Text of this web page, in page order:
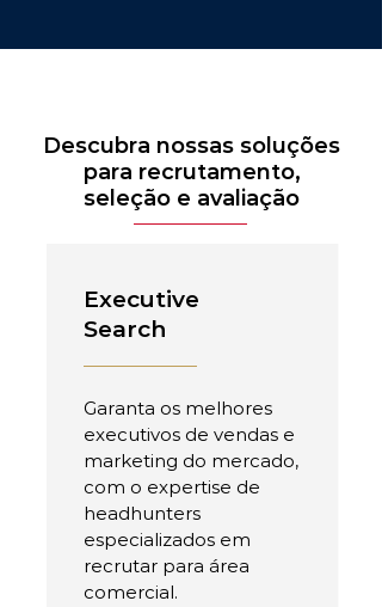
Descubra nossas soluções
para recrutamento,
seleção e avaliação
Executive
Search
Garanta os melhores
executivos de vendas e
marketing do mercado,
com o expertise de
headhunters
especializados em
recrutar para área
comercial.